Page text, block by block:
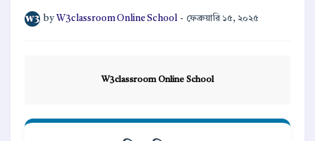
by W3classroom Online School - ফেব্রুয়ারি ১৫, ২০২৫
W3classroom Online School